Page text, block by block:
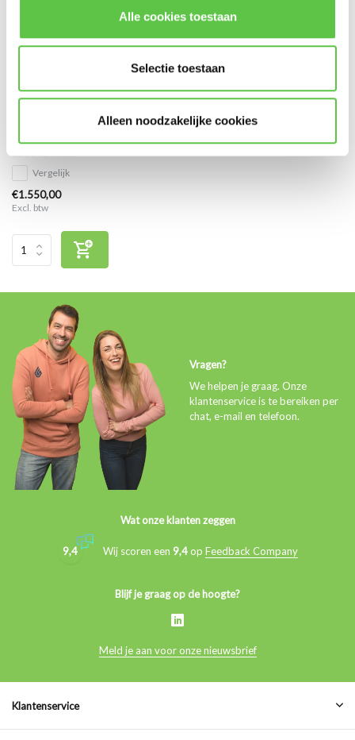
Alle cookies toestaan
Selectie toestaan
Alleen noodzakelijke cookies
Cisco Meraki MX64W Advanced
Vergelijk
€1.550,00
Excl. btw
Vragen?
We helpen je graag. Onze
klantenservice is te bereiken per
chat, e-mail en telefoon.
Wat onze klanten zeggen
9,4 Wij scoren een 9,4op Feedback Company
Blijf je graag op de hoogte?
Meld je aan voor onze nieuwsbrief
Klantenservice